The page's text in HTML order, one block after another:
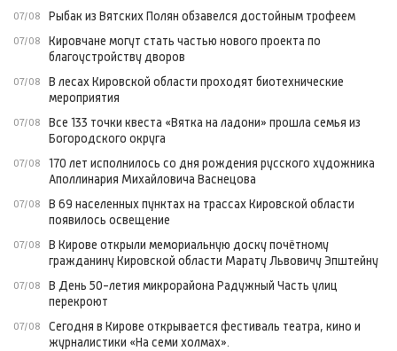
07/08 Рыбак из Вятских Полян обзавелся достойным трофеем
07/08
Кировчане могут стать частью нового проекта по
благоустройству дворов
07/08
В лесах Кировской области проходят биотехнические
мероприятия
07/08
Все 133 точки квеста «Вятка на ладони» прошла семья из
Богородского округа
07/08
170 лет исполнилось со дня рождения русского художника
Аполлинария Михайловича Васнецова
07/08
В 69 населенных пунктах на трассах Кировской области
появилось освещение
07/08
В Кирове открыли мемориальную доску почётному
гражданину Кировской области Марату Львовичу Эпштейну
07/08
В День 50-летия микрорайона Радужный Часть улиц
перекроют
07/08
Сегодня в Кирове открывается фестиваль театра, кино и
журналистики «На семи холмах».